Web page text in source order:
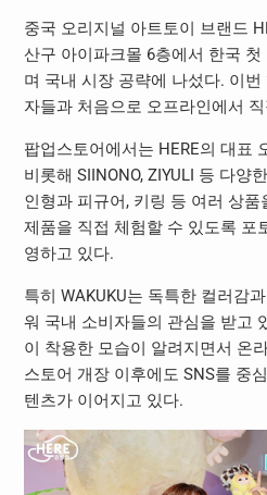
중국 오리지널 아트토이 브랜드
산구 아이파크몰 6층에서 한국 첫
며 국내 시장 공략에 나섰다. 이번
자들과 처음으로 오프라인에서
팝업스토어에서는 HERE의 대표
비롯해 SIINONO, ZIYULI 등 다양
인형과 피규어, 키링 등 여러 상품
제품을 직접 체험할 수 있도록 포
영하고 있다.
특히 WAKUKU는 독특한 컬러감
워 국내 소비자들의 관심을 받고
이 착용한 모습이 알려지면서 온
스토어 개장 이후에도 SNS를 중
텐츠가 이어지고 있다.